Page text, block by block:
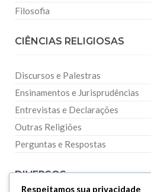
Filosofia
CIÊNCIAS RELIGIOSAS
Discursos e Palestras
Ensinamentos e Jurisprudências
Entrevistas e Declarações
Outras Religiões
Perguntas e Respostas
DIVERSOS
Respeitamos sua privacidade